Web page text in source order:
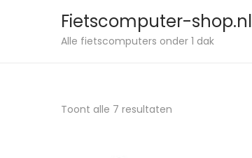
Fietscomputer-shop.nl
Alle fietscomputers onder 1 dak
Toont alle 7 resultaten